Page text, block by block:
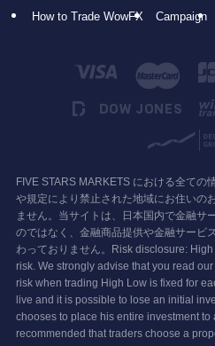
How to Trade WowFX
Campaign
FIVE STARS MARKETS における全ての
や規定により禁止された地域にお住いの
ません。当サイトは、日本国内で金融サ
のではなく、金融商品提供や金融サービ
わっておりません。Risk disclosure:
risk. We strongly advise that you read
risk when trading High Low is fixed for
live and it is possible to lose an initial
chooses to place his entire investment
recommended that traders choose a